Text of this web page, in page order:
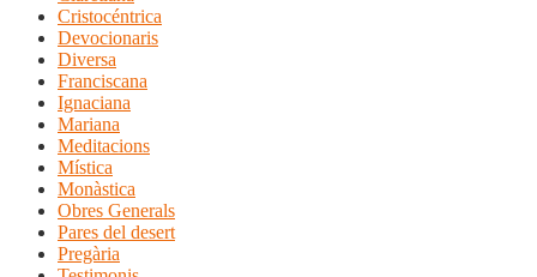
Cristocéntrica
Devocionaris
Diversa
Franciscana
Ignaciana
Mariana
Meditacions
Mística
Monàstica
Obres Generals
Pares del desert
Pregària